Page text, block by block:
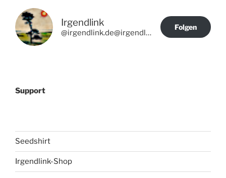
Irgendlink
@irgendlink.de@irgendlink.de
Folgen
Support
Seedshirt
Irgendlink-Shop